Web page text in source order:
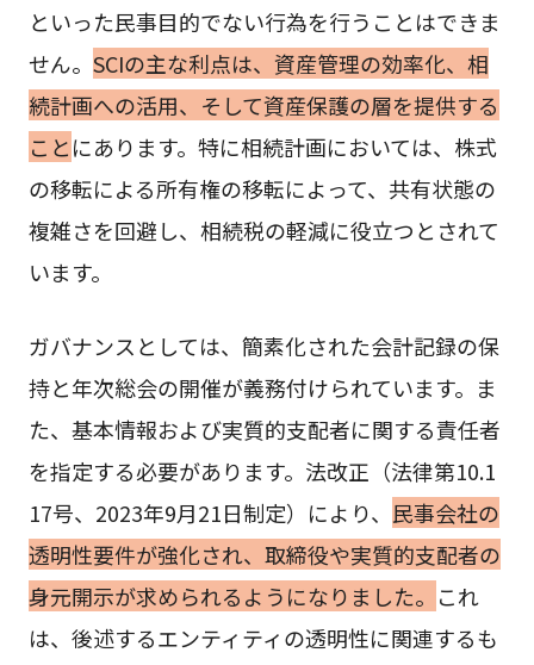
といった民事目的でない行為を行うことはできま
せん。 SCIの主な利点は、資産管理の効率化、相
続計画への活用、そして資産保護の層を提供する
ことにあります。特に相続計画においては、株式
の移転による所有権の移転によって、共有状態の
複雑さを回避し、相続税の軽減に役立つとされて
います。
ガバナンスとしては、簡素化された会計記録の保
持と年次総会の開催が義務付けられています。ま
た、基本情報および実質的支配者に関する責任者
を指定する必要があります。法改正（法律第10.1
17号、2023年9月21日制定）により、 民事会社の
透明性要件が強化され、取締役や実質的支配者の
身元開示が求められるようになりました。 これ
は、後述するエンティティの透明性に関連するも